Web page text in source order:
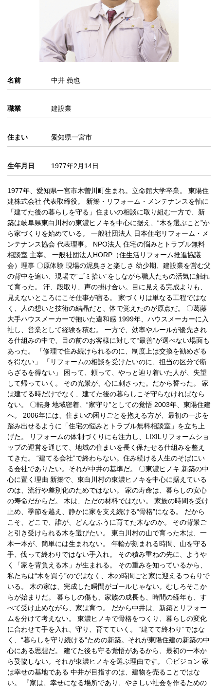
名前 中井 義也
職業 建設業
住まい 愛知県一宮市
生年月日 1977年2月14日
1977年、愛知県一宮市木曽川町生まれ。立命館大学卒業。 東陽住
建株式会社 代表取締役。 新築・リフォーム・メンテナンスを軸に
「建てた後の暮らしを守る」住まいの相談に取り組む一方で、新
築は岐阜県東白川村の東濃ヒノキを中心に据え、“木を選ぶこと”か
ら家づくりを始めている。 一般社団法人 日本住宅リフォーム・メ
ンテナンス協会 代表理事。 NPO法人 住宅の悩みとトラブル無料
相談室 主宰。 一般社団法人HORP（住生活リフォーム推進協議
会）理事 〇原体験 現場の泥臭さと楽しさ 幼少期、建設業を営む父
の背中を追い、現場で“ゴミ拾い”をしながら職人たちの活気に触れ
て育った。 汗、段取り、声の掛け合い。目に見える完成よりも、
見えないところにこそ仕事が宿る。 家づくりは単なる工程ではな
く、人の想いと技術の結晶だと、体で覚えたのが原点だ。 〇葛藤
大手ハウスメーカーで抱いた違和感 1999年、ハウスメーカーに入
社し、営業として経験を積む。 一方で、効率やルールが優先され
る仕組みの中で、目の前のお客様に対して“最善”が選べない場面も
あった。 「修理で住み続けられるのに、制度上は交換を勧めざる
を得ない」 「リフォームの相談を受けたいのに、担当の区分で断
らざるを得ない」 困って、頼って、やっと辿り着いた人が、失望
して帰っていく。 その光景が、心に刺さった。だから誓った。 家
は建てる時だけでなく、建てた後の暮らしこそ守らなければなら
ない。 〇転身 地域密着、“家守り”としての覚悟 2003年、東陽住建
へ。 2006年には、住まいの困りごとを抱える方が、最初の一歩を
踏み出せるように「住宅の悩みとトラブル無料相談室」を立ち上
げた。 リフォームの体制づくりにも注力し、LIXILリフォームショ
ップの運営を通じて、地域の住まいを長く保たせる仕組みを整え
てきた。 “建てる会社”で終わらない。住み続ける人生のそばにい
る会社でありたい。それが中井の基準だ。 〇東濃ヒノキ 新築の中
心に置く理由 新築で、東白川村の東濃ヒノキを中心に据えている
のは、流行や差別化のためではない。 家の寿命は、暮らしの安心
の寿命だからだ。 木は、ただの材料ではない。 家族の時間を受け
止め、季節を越え、静かに家を支え続ける“骨格”になる。 だから
こそ、どこで、誰が、どんなふうに育てた木なのか。 その背景ご
と引き受けられる木を選びたい。 東白川村の山で育った木は、一
本一本が、簡単には生まれない。 年輪が刻まれる時間、山を守る
手、伐って終わりではない手入れ。 その積み重ねの先に、ようや
く「家を背負える木」が生まれる。 その重みを知っているから、
私たちは“木を買う”のではなく、木の時間ごと家に迎えるつもりで
いる。 木の家は、完成した瞬間がゴールじゃない。むしろそこか
らが始まりだ。 暮らしの傷も、家族の成長も、時間の経年も、す
べて受け止めながら、家は育つ。 だから中井は、新築とリフォー
ムを分けて考えない。 東濃ヒノキで骨格をつくり、暮らしの変化
に合わせて手を入れ、守り、育てていく。 “建てて終わり”ではな
く、“暮らしを守り続ける”ための新築。それが東陽住建の新築の中
心にある思想だ。 建てた後も守る覚悟があるから、最初の一本か
ら妥協しない。それが東濃ヒノキを選ぶ理由です。 〇ビジョン 家
は幸せの基地である 中井が目指すのは、建物を売ることではな
い。 『家は、幸せになる場所であり、やさしい社会を作るための